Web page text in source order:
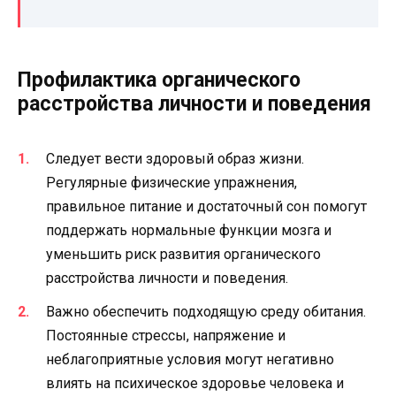
Профилактика органического
расстройства личности и поведения
Следует вести здоровый образ жизни.
Регулярные физические упражнения,
правильное питание и достаточный сон помогут
поддержать нормальные функции мозга и
уменьшить риск развития органического
расстройства личности и поведения.
Важно обеспечить подходящую среду обитания.
Постоянные стрессы, напряжение и
неблагоприятные условия могут негативно
влиять на психическое здоровье человека и